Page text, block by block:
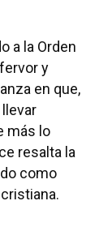
a la Orden
y
en que,
más lo
resalta la
como